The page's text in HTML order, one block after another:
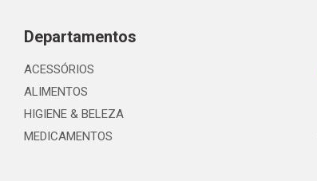
Departamentos
ACESSÓRIOS
ALIMENTOS
HIGIENE & BELEZA
MEDICAMENTOS